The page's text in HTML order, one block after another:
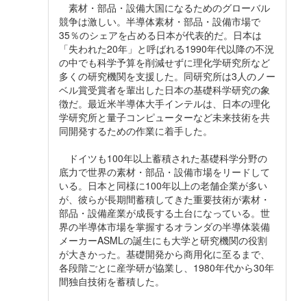
素材・部品・設備大国になるためのグローバル
競争は激しい。半導体素材・部品・設備市場で
35％のシェアを占める日本が代表的だ。日本は
「失われた20年」と呼ばれる1990年代以降の不況
の中でも科学予算を削減せずに理化学研究所など
多くの研究機関を支援した。同研究所は3人のノー
ベル賞受賞者を輩出した日本の基礎科学研究の象
徴だ。最近米半導体大手インテルは、日本の理化
学研究所と量子コンピューターなど未来技術を共
同開発するための作業に着手した。
ドイツも100年以上蓄積された基礎科学分野の
底力で世界の素材・部品・設備市場をリードして
いる。日本と同様に100年以上の老舗企業が多い
が、彼らが長期間蓄積してきた重要技術が素材・
部品・設備産業が成長する土台になっている。世
界の半導体市場を掌握するオランダの半導体装備
メーカーASMLの誕生にも大学と研究機関の役割
が大きかった。基礎開発から商用化に至るまで、
各段階ごとに産学研が協業し、1980年代から30年
間独自技術を蓄積した。